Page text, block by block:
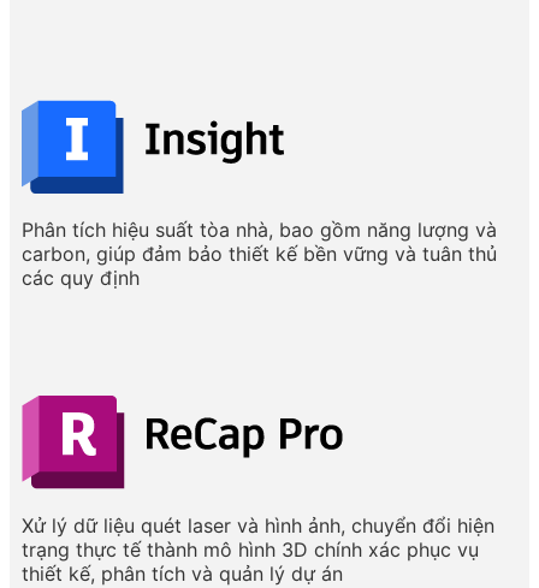
Phân tích hiệu suất tòa nhà, bao gồm năng lượng và
carbon, giúp đảm bảo thiết kế bền vững và tuân thủ
các quy định
Xử lý dữ liệu quét laser và hình ảnh, chuyển đổi hiện
trạng thực tế thành mô hình 3D chính xác phục vụ
thiết kế, phân tích và quản lý dự án